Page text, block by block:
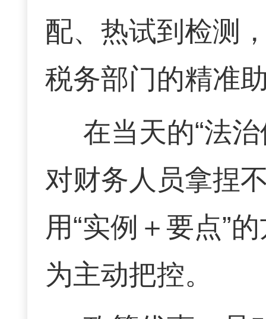
配、热试到检测
税务部门的精准
在当天的“法
对财务人员拿捏
用“实例＋要点”
为主动把控。